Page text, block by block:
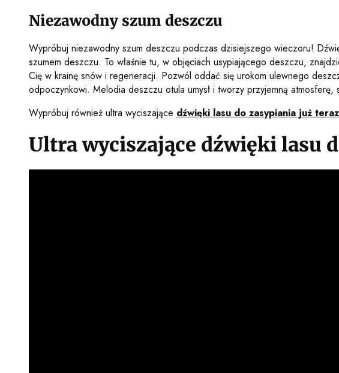
Niezawodny szum deszczu
Wypróbuj niezawodny szum deszczu podczas dzisiejszego wieczoru!
szumem deszczu. To właśnie tu, w objęciach usypiającego deszczu,
Cię w krainę snów i regeneracji. Pozwól oddać się urokom ulewnego
odpoczynkowi. Melodia deszczu otula umysł i tworzy przyjemną
Wypróbuj również ultra wyciszające dźwięki lasu do zasypiania już
Ultra wyciszające dźwięki lasu